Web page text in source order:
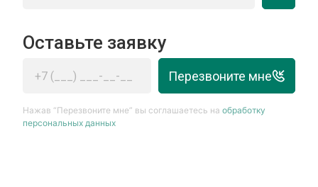
Оставьте заявку
Перезвоните мне
Нажав “Перезвоните мне” вы соглашаетесь наобработку
персональных данных